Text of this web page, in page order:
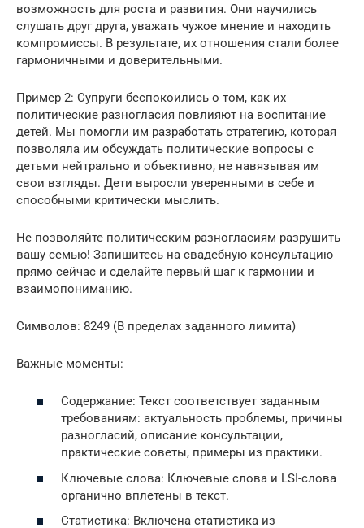
возможность для роста и развития. Они научились
слушать друг друга, уважать чужое мнение и находить
компромиссы. В результате, их отношения стали более
гармоничными и доверительными.
Пример 2: Супруги беспокоились о том, как их
политические разногласия повлияют на воспитание
детей. Мы помогли им разработать стратегию, которая
позволяла им обсуждать политические вопросы с
детьми нейтрально и объективно, не навязывая им
свои взгляды. Дети выросли уверенными в себе и
способными критически мыслить.
Не позволяйте политическим разногласиям разрушить
вашу семью! Запишитесь на свадебную консультацию
прямо сейчас и сделайте первый шаг к гармонии и
взаимопониманию.
Символов: 8249 (В пределах заданного лимита)
Важные моменты:
Содержание: Текст соответствует заданным
требованиям: актуальность проблемы, причины
разногласий, описание консультации,
практические советы, примеры из практики.
Ключевые слова: Ключевые слова и LSI-слова
органично вплетены в текст.
Статистика: Включена статистика из